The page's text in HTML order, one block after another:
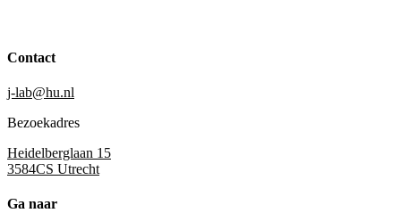
Contact
j-lab@hu.nl
Bezoekadres
Heidelberglaan 15
3584CS Utrecht
Ga naar